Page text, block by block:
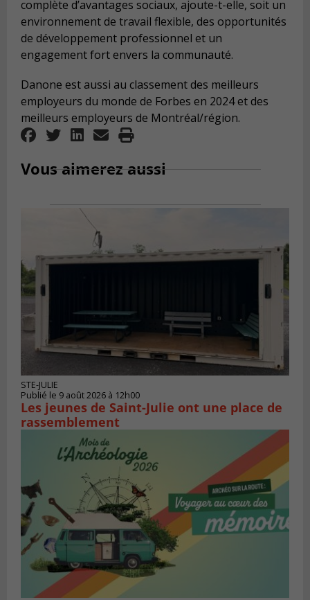
complète d’avantages sociaux, ajoute-t-elle, soit un
environnement de travail flexible, des opportunités
de développement professionnel et un
engagement fort envers la communauté.
Danone est aussi au classement des meilleurs
employeurs du monde de Forbes en 2024 et des
meilleurs employeurs de Montréal/région.
Vous aimerez aussi
STE-JULIE
Publié le 9 août 2026 à 12h00
Les jeunes de Saint-Julie ont une place de
rassemblement